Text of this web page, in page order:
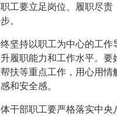
要立足岗位、履职尽责
。
持以职工为中心的工作
履职能力和工作水平。要
扶等重点工作，用心用情
和安全感。
部职工要严格落实中央